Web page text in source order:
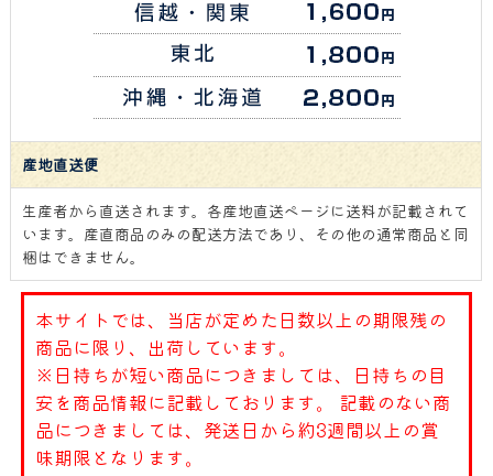
産地直送便
生産者から直送されます。各産地直送ページに送料が記載されて
います。産直商品のみの配送方法であり、その他の通常商品と同
梱はできません。
本サイトでは、当店が定めた日数以上の期限残の
商品に限り、出荷しています。
※日持ちが短い商品につきましては、日持ちの目
安を商品情報に記載しております。 記載のない商
品につきましては、発送日から約3週間以上の賞
味期限となります。